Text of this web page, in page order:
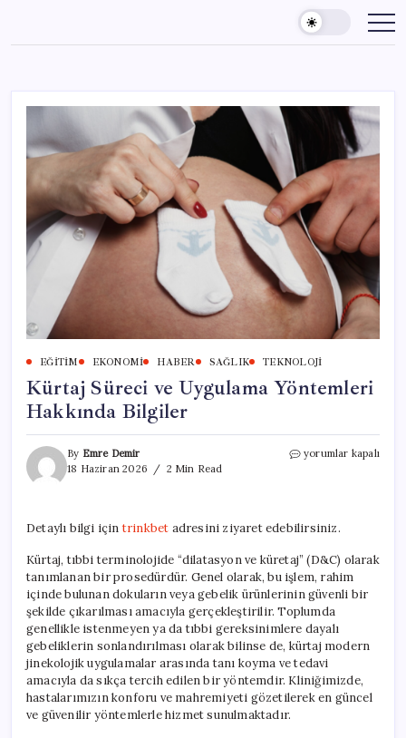
content
EĞITIM EKONOMI HABER SAĞLIK TEKNOLOJI
Kürtaj Süreci ve Uygulama Yöntemleri
Hakkında Bilgiler
By Emre Demir
18 Haziran 2026
2 Min Read
Kürtaj
Hakkında
için
yorumlar kapalı
Detaylı bilgi içintrinkbet adresini ziyaret edebilirsiniz.
Kürtaj, tıbbi terminolojide “dilatasyon ve küretaj” (D&C) olarak
tanımlanan bir prosedürdür. Genel olarak, bu işlem, rahim
içinde bulunan dokuların veya gebelik ürünlerinin güvenli bir
şekilde çıkarılması amacıyla gerçekleştirilir. Toplumda
genellikle istenmeyen ya da tıbbi gereksinimlere dayalı
gebeliklerin sonlandırılması olarak bilinse de, kürtaj modern
jinekolojik uygulamalar arasında tanı koyma ve tedavi
amacıyla da sıkça tercih edilen bir yöntemdir. Kliniğimizde,
hastalarımızın konforu ve mahremiyeti gözetilerek en güncel
ve güvenilir yöntemlerle hizmet sunulmaktadır.